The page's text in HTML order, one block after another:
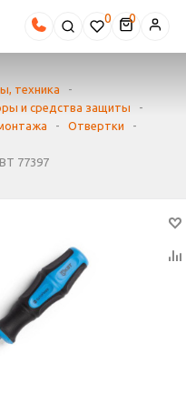
0
техника
-
и средства защиты
-
- Отвертки
-
77397